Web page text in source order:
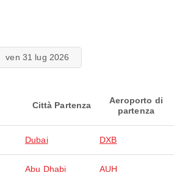
ven 31 lug 2026
Città Partenza
Aeroporto di
partenza
Dubai DXB
Abu Dhabi AUH